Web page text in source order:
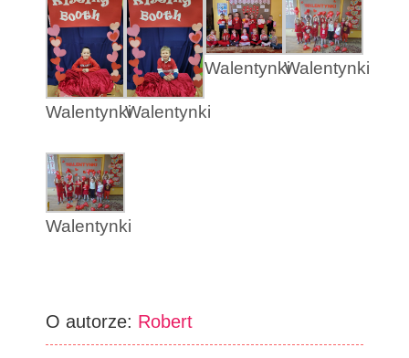
WalentynkiWalentynki
WalentynkiWalentynki
Walentynki
O autorze: Robert